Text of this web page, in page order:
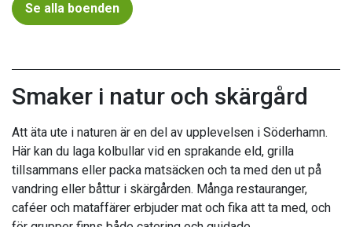
Se alla boenden
Smaker i natur och skärgård
Att äta ute i naturen är en del av upplevelsen i Söderhamn.
Här kan du laga kolbullar vid en sprakande eld, grilla
tillsammans eller packa matsäcken och ta med den ut på
vandring eller båttur i skärgården. Många restauranger,
caféer och mataffärer erbjuder mat och fika att ta med, och